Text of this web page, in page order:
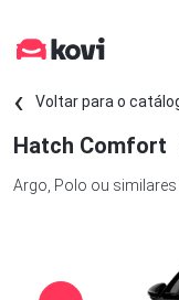
Voltar para o
Hatch Comfort
Argo, Polo ou